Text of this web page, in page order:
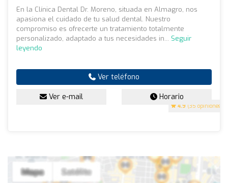
4.9 (35 opiniones)
En la Clínica Dental Dr. Moreno, situada en Almagro, nos
apasiona el cuidado de tu salud dental. Nuestro
compromiso es ofrecerte un tratamiento totalmente
personalizado, adaptado a tus necesidades in... Seguir
leyendo
Ver teléfono
Ver e-mail Horario